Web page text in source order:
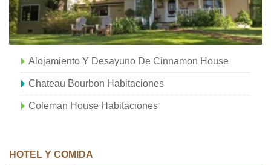
Alojamiento Y Desayuno De Cinnamon House
Chateau Bourbon Habitaciones
Coleman House Habitaciones
HOTEL Y COMIDA